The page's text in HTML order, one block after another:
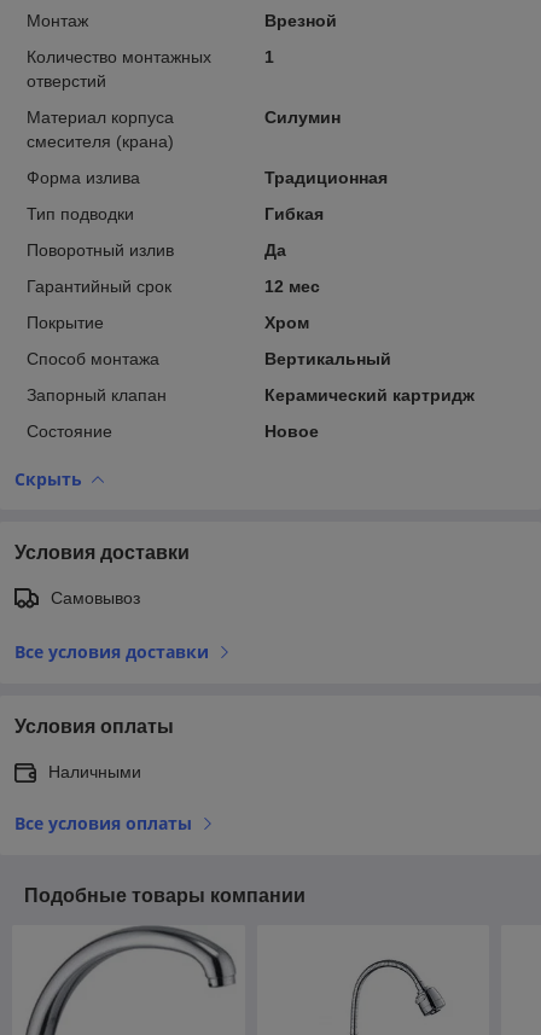
Монтаж
Врезной
Количество монтажных
отверстий
1
Материал корпуса
смесителя (крана)
Силумин
Форма излива
Традиционная
Тип подводки
Гибкая
Поворотный излив
Да
Гарантийный срок
12 мес
Покрытие
Хром
Способ монтажа
Вертикальный
Запорный клапан
Керамический картридж
Состояние
Новое
Скрыть
Условия доставки
Самовывоз
Все условия доставки
Условия оплаты
Наличными
Все условия оплаты
Подобные товары компании